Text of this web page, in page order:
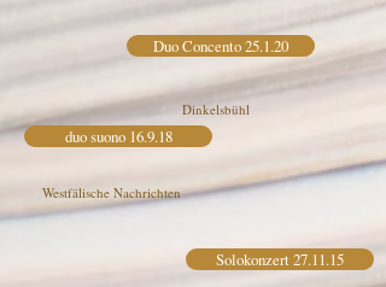
Duo Concento 25.1.20
Dinkelsbühl
duo suono 16.9.18
Westfälische Nachrichten
Solokonzert 27.11.15